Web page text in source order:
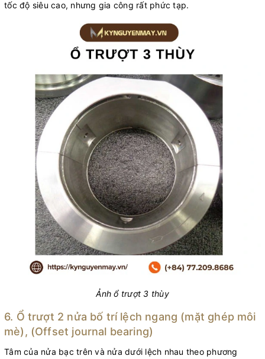
tốc độ siêu cao, nhưng gia công rất phức tạp.
Ảnh ổ trượt 3 thùy
6. Ổ trượt 2 nửa bố trí lệch ngang (mặt ghép môi
mè), (Offset journal bearing)
Tâm của nửa bạc trên và nửa dưới lệch nhau theo phương